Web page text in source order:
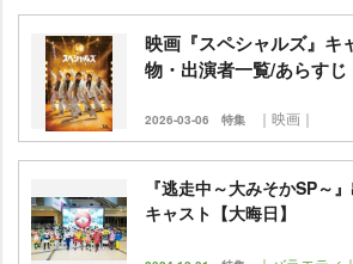
映画『スペシャルズ』キ
物・出演者一覧/あらすじ
2026-03-06 特集 ｜映画｜
『逃走中～大みそかSP～
キャスト【大晦日】